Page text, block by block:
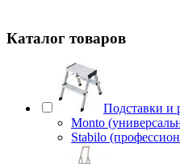
Каталог товаров
Подставки и
Monto
Stabilo